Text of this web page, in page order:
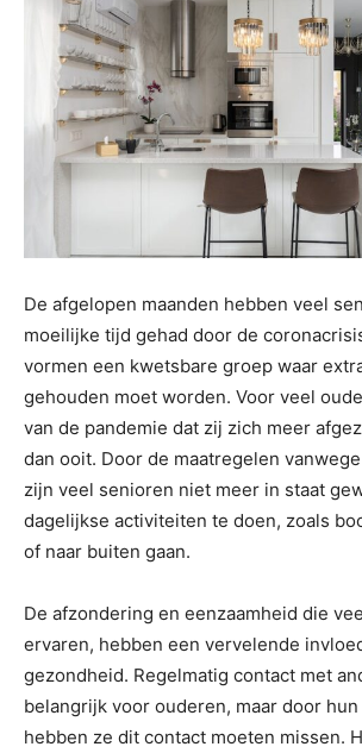
De afgelopen maanden hebben veel
moeilijke tijd gehad door de
vormen een kwetsbare groep waar
gehouden moet worden. Voor veel
van de pandemie dat zij zich meer
dan ooit. Door de maatregelen
zijn veel senioren niet meer in staat
dagelijkse activiteiten te doen, zoals
of naar buiten gaan.
De afzondering en eenzaamheid die
ervaren, hebben een vervelende
gezondheid. Regelmatig contact met
belangrijk voor ouderen, maar door
hebben ze dit contact moeten missen.